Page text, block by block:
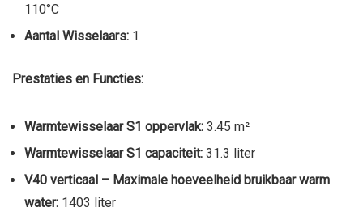
110°C
Aantal Wisselaars: 1
Prestaties en Functies:
Warmtewisselaar S1 oppervlak: 3.45 m²
Warmtewisselaar S1 capaciteit: 31.3 liter
V40 verticaal – Maximale hoeveelheid bruikbaar warm
water: 1403 liter